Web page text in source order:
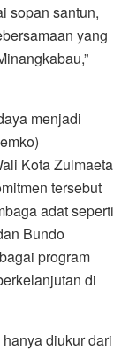
sopan santun,
yang
menjadi
Kota Zulmaeta
tersebut
adat seperti
Bundo
program
di
diukur dari